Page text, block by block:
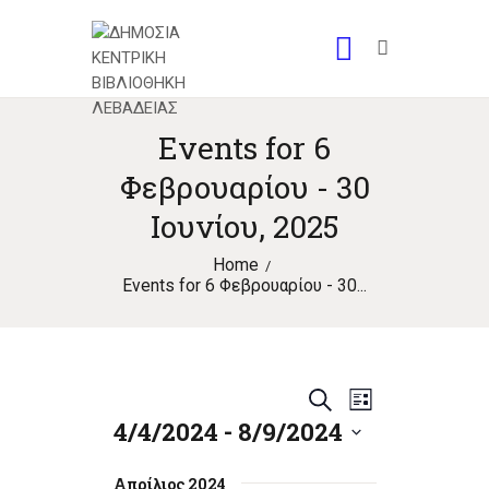
Events for 6
Φεβρουαρίου - 30
Ιουνίου, 2025
Home
Events for 6 Φεβρουαρίου - 30...
E
v
S
e
r
E
v
L
4/4/2024 - 8/9/2024
e
Απρίλιος 2024